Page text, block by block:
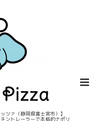
ツァ（静岡県富士宮市）】
ントレーラーで本格的ナポリ